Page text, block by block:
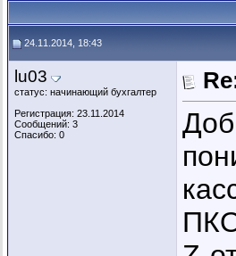
24.11.2014, 18:43
lu03
статус: начинающий бухгалтер
Регистрация: 23.11.2014
Сообщений: 3
Спасибо: 0